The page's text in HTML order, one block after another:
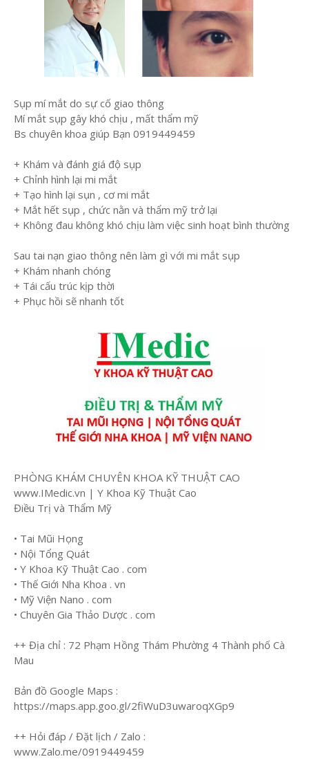
Sụp mí mắt do sự cố giao thông
Mí mắt sụp gây khó chịu , mất thẩm mỹ
Bs chuyên khoa giúp Bạn 0919449459
+ Khám và đánh giá độ sụp
+ Chỉnh hình lại mi mắt
+ Tạo hình lại sụn , cơ mi mắt
+ Mắt hết sụp , chức nằn và thẩm mỹ trở lại
+ Không đau không khó chịu làm việc sinh hoạt bình thường
Sau tai nạn giao thông nên làm gì với mi mắt sụp
+ Khám nhanh chóng
+ Tái cấu trúc kịp thời
+ Phục hồi sẽ nhanh tốt
PHÒNG KHÁM CHUYÊN KHOA KỸ THUẬT CAO
www.IMedic.vn | Y Khoa Kỹ Thuật Cao
Điều Trị và Thẩm Mỹ
• Tai Mũi Họng
• Nội Tổng Quát
• Y Khoa Kỹ Thuật Cao . com
• Thế Giới Nha Khoa . vn
• Mỹ Viện Nano . com
• Chuyên Gia Thảo Dược . com
++ Địa chỉ : 72 Phạm Hồng Thám Phường 4 Thành phố Cà
Mau
Bản đồ Google Maps :
https://maps.app.goo.gl/2fiWuD3uwaroqXGp9
++ Hỏi đáp / Đặt lịch / Zalo :
www.Zalo.me/0919449459